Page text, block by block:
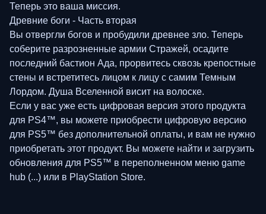
Теперь это ваша миссия.
Древние боги - Часть вторая
Вы отвергли богов и пробудили древнее зло. Теперь
соберите разрозненные армии Стражей, осадите
последний бастион Ада, прорвитесь сквозь крепостные
стены и встретитесь лицом к лицу с самим Темным
Лордом. Душа Вселенной висит на волоске.
Если у вас уже есть цифровая версия этого продукта
для PS4™, вы можете приобрести цифровую версию
для PS5™ без дополнительной оплаты, и вам не нужно
приобретать этот продукт. Вы можете найти и загрузить
обновления для PS5™ в переполненном меню game
hub (...) или в PlayStation Store.